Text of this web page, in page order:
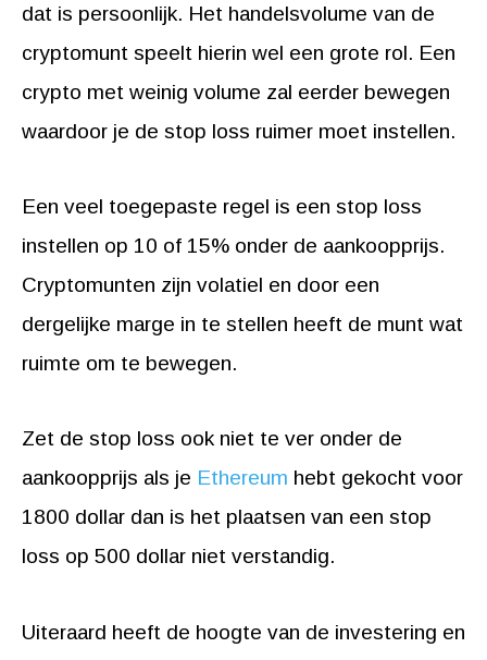
dat is persoonlijk. Het handelsvolume van de
cryptomunt speelt hierin wel een grote rol. Een
crypto met weinig volume zal eerder bewegen
waardoor je de stop loss ruimer moet instellen.
Een veel toegepaste regel is een stop loss
instellen op 10 of 15% onder de aankoopprijs.
Cryptomunten zijn volatiel en door een
dergelijke marge in te stellen heeft de munt wat
ruimte om te bewegen.
Zet de stop loss ook niet te ver onder de
aankoopprijs als je Ethereum hebt gekocht voor
1800 dollar dan is het plaatsen van een stop
loss op 500 dollar niet verstandig.
Uiteraard heeft de hoogte van de investering en